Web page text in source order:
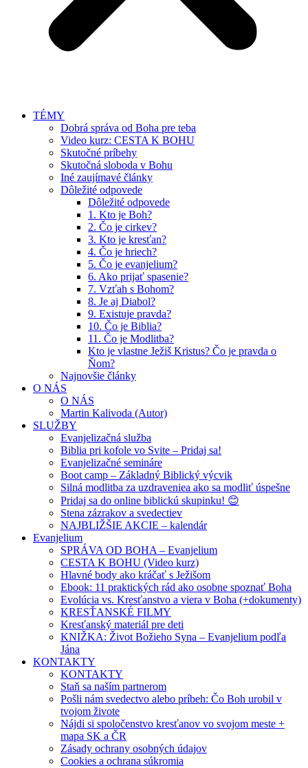
TÉMY
Dobrá správa od Boha pre teba
Video kurz: CESTA K BOHU
Skutočné príbehy
Skutočná sloboda v Bohu
Iné zaujímavé články
Dôležité odpovede
Dôležité odpovede
1. Kto je Boh?
2. Čo je cirkev?
3. Kto je kresťan?
4. Čo je hriech?
5. Čo je evanjelium?
6. Ako prijať spasenie?
7. Vzťah s Bohom?
8. Je aj Diabol?
9. Existuje pravda?
10. Čo je Biblia?
11. Čo je Modlitba?
Kto je vlastne Ježiš Kristus? Čo je pravda o
Ňom?
Najnovšie články
O NÁS
O NÁS
Martin Kalivoda (Autor)
SLUŽBY
Evanjelizačná služba
Biblia pri kofole vo Svite – Pridaj sa!
Evanjelizačné semináre
Boot camp – Základný Biblický výcvik
Silná modlitba za uzdraveniea ako sa modliť úspešne
Pridaj sa do online biblickú skupinku! 😊
Stena zázrakov a svedectiev
NAJBLIŽŠIE AKCIE – kalendár
Evanjelium
SPRÁVA OD BOHA – Evanjelium
CESTA K BOHU (Video kurz)
Hlavné body ako kráčať s Ježišom
Ebook: 11 praktických rád ako osobne spoznať Boha
Evolúcia vs. Kresťanstvo a viera v Boha (+dokumenty)
KRESŤANSKÉ FILMY
Kresťanský materiál pre deti
KNIŽKA: Život Božieho Syna – Evanjelium podľa
Jána
KONTAKTY
KONTAKTY
Staň sa naším partnerom
Pošli nám svedectvo alebo príbeh: Čo Boh urobil v
tvojom živote
Nájdi si spoločenstvo kresťanov vo svojom meste +
mapa SK a ČR
Zásady ochrany osobných údajov
Cookies a ochrana súkromia